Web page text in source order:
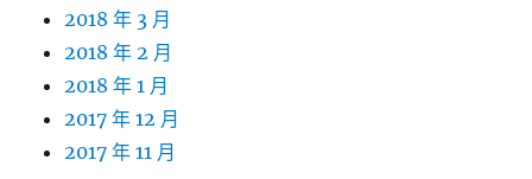
2018 年 3 月
2018 年 2 月
2018 年 1 月
2017 年 12 月
2017 年 11 月